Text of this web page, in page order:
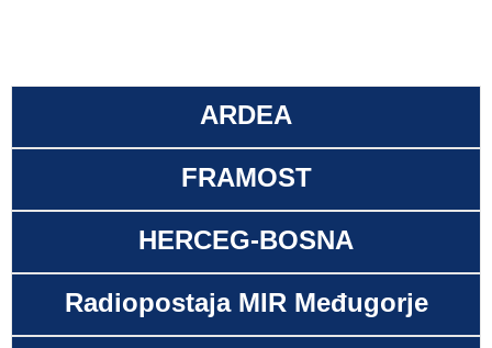
ARDEA
FRAMOST
HERCEG-BOSNA
Radiopostaja MIR Međugorje